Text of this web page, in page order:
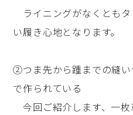
ライニングがなくとも
い履き心地となります。
②つま先から踵までの縫
で作られている
今回ご紹介します、一枚